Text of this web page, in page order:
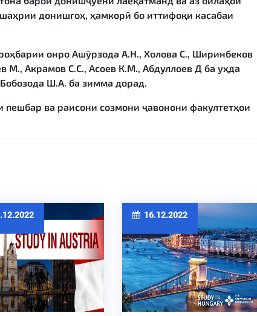
донишгоҳ, ҳамкорӣ бо иттифоқи касабаи
онро Ашӯрзода А.Н., Холова С., Ширинбеков
М., Акрамов С.С., Асоев К.М., Абдуллоев Д ба уҳда
Ш.А. ба зимма дорад.
ва раисони созмони ҷавонони факултетҳои
16.12.2022